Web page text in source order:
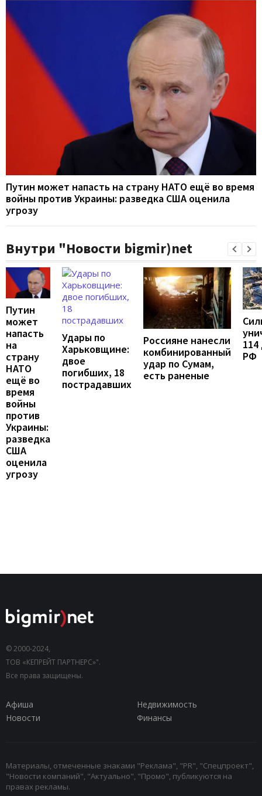
Путин может напасть на страну НАТО ещё во время
войны против Украины: разведка США оценила
угрозу
Внутри "Новости bigmir)net
Путин
может
напасть
на
страну
НАТО
ещё во
время
войны
против
Украины:
разведка
США
оценила
угрозу
Удары по
Харьковщине:
двое
погибших, 18
пострадавших
Россияне нанесли
комбинированный
удар по Сумам,
есть раненые
РФ
© 2000-2024,
ТОВ «КЕПРЕЙТ ПАРТНЕРС»".
Все права защищены.
Афиша
Недвижимость
Новости
Финансы
Материалы, отмеченные знаками "Реклама", "PR", "Спецпроект",
"Новости компаний", "Актуально", "Промо", публикуются на
правах рекламы.